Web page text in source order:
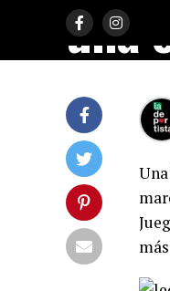
una